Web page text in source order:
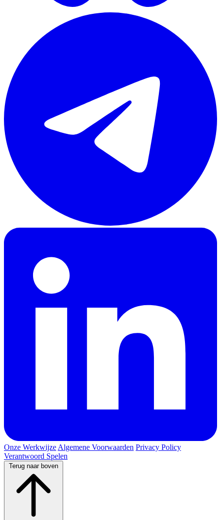
Onze Werkwijze Algemene Voorwaarden Privacy Policy
Verantwoord Spelen
Terug naar boven